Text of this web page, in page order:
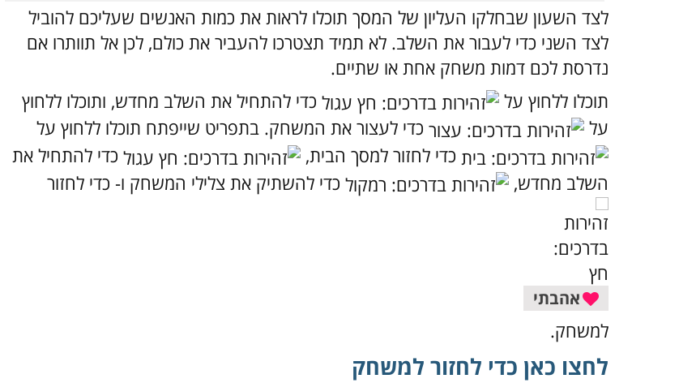
לצד השעון שבחלקו העליון של המסך תוכלו לראות את כמות האנשים שעליכם להוביל
לצד השני כדי לעבור את השלב. לא תמיד תצטרכו להעביר את כולם, לכן אל תוותרו אם
נדרסת לכם דמות משחק אחת או שתיים.
תוכלו ללחוץ על
כדי להתחיל את השלב מחדש, ותוכלו ללחוץ
על
כדי לעצור את המשחק. בתפריט שייפתח תוכלו ללחוץ על
כדי לחזור למסך הבית,
כדי להתחיל את
השלב מחדש,
כדי להשתיק את צלילי המשחק ו-
אהבתי
כדי לחזור
למשחק.
לחצו כאן כדי לחזור למשחק